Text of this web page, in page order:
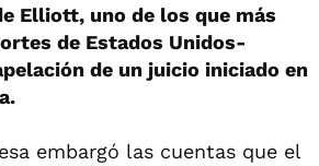
Elliott, uno de los que más
de Estados Unidos-
de un juicio iniciado en
embargó las cuentas que el